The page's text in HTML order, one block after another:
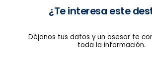
¿Te interesa este
Déjanos tus datos y un asesor te
toda la información.